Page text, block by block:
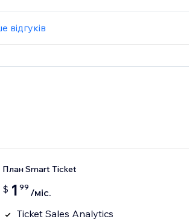
відгуків
План Smart Ticket
$ 1 99 /міс.
Ticket Sales Analytics